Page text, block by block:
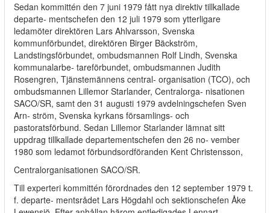
Sedan kommittén den 7 juni 1979 fått nya direktiv tillkallade
departe- mentschefen den 12 juli 1979 som ytterligare
ledamöter direktören Lars Ahlvarsson, Svenska
kommunförbundet, direktören Birger Bäckström,
Landstingsförbundet, ombudsmannen Rolf Lindh, Svenska
kommunalarbe- tareförbundet, ombudsmannen Judith
Rosengren, Tjänstemännens central- organisation (TCO), och
ombudsmannen Lillemor Starlander, Centralorga- nisationen
SACO/SR, samt den 31 augusti 1979 avdelningschefen Sven
Arn- ström, Svenska kyrkans församlings- och
pastoratsförbund. Sedan Lillemor Starlander lämnat sitt
uppdrag tillkallade departementschefen den 26 no- vember
1980 som ledamot förbundsordföranden Kent Christensson,
Centralorganisationen SACO/SR.
Till experteri kommittén förordnades den 12 september 1979 t.
f. departe- mentsrådet Lars Högdahl och sektionschefen Åke